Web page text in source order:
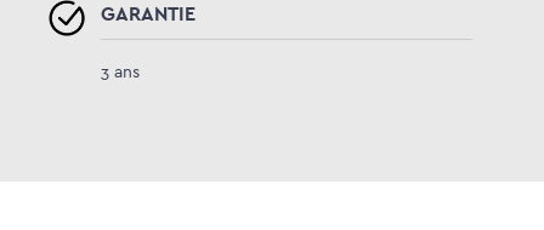
GARANTIE
3 ans